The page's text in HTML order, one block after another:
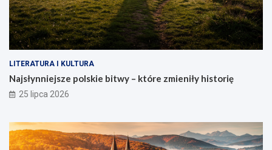
LITERATURA I KULTURA
Najsłynniejsze polskie bitwy – które zmieniły historię
25 lipca 2026